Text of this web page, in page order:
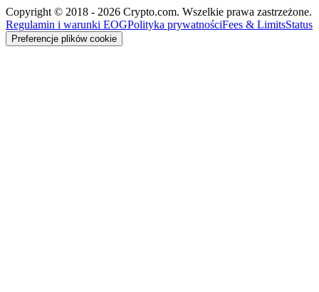
Copyright © 2018 - 2026 Crypto.com. Wszelkie prawa zastrzeżone.
Regulamin i warunki EOGPolityka prywatnościFees & LimitsStatus
Preferencje plików cookie